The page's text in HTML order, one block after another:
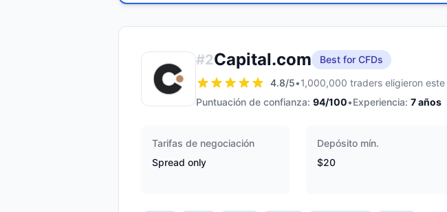
#2Capital.com
Best for CFDs
4.8/5•1,000,000 traders eligieron
Puntuación de confianza: 94/100•Experiencia: 7años
Tarifas de negociación
Spread only
Depósito mín.
$20